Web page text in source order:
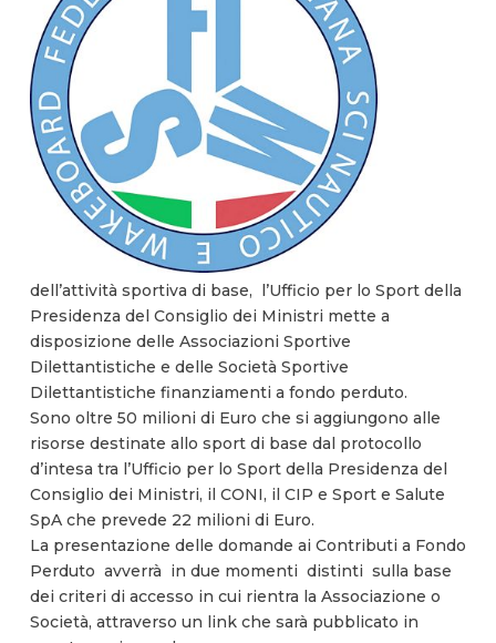
dell’attività sportiva di base, l’Ufficio per lo Sport della
Presidenza del Consiglio dei Ministri mette a
disposizione delle Associazioni Sportive
Dilettantistiche e delle Società Sportive
Dilettantistiche finanziamenti a fondo perduto.
Sono oltre 50 milioni di Euro che si aggiungono alle
risorse destinate allo sport di base dal protocollo
d’intesa tra l’Ufficio per lo Sport della Presidenza del
Consiglio dei Ministri, il CONI, il CIP e Sport e Salute
SpA che prevede 22 milioni di Euro.
La presentazione delle domande ai Contributi a Fondo
Perduto avverrà in due momenti distinti sulla base
dei criteri di accesso in cui rientra la Associazione o
Società, attraverso un link che sarà pubblicato in